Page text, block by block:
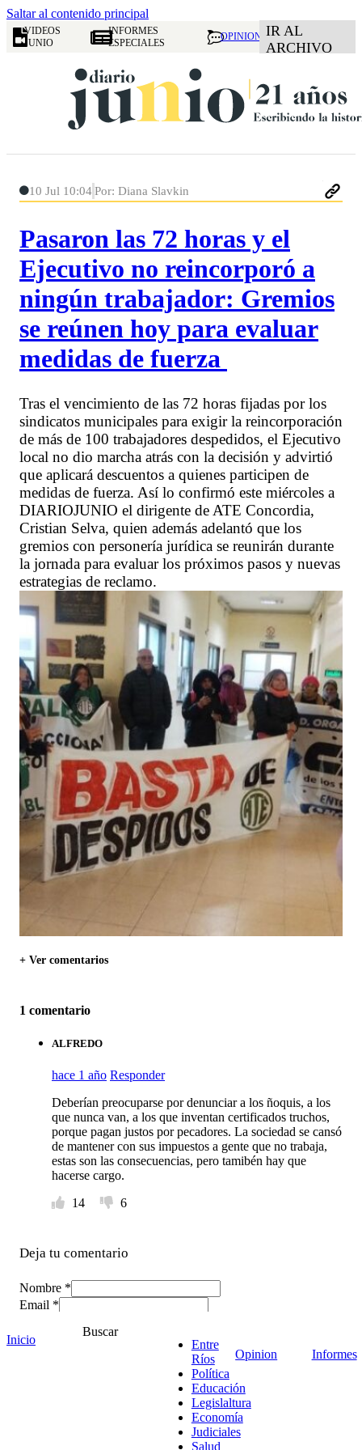
Saltar al contenido principal
VIDEOS
JUNIO
INFORMES
ESPECIALES
OPINION IR AL
ARCHIVO
10 Jul 10:04Por: Diana Slavkin
Pasaron las 72 horas y el
Ejecutivo no reincorporó a
ningún trabajador: Gremios
se reúnen hoy para evaluar
medidas de fuerza
Tras el vencimiento de las 72 horas fijadas por los
sindicatos municipales para exigir la reincorporación
de más de 100 trabajadores despedidos, el Ejecutivo
local no dio marcha atrás con la decisión y advirtió
que aplicará descuentos a quienes participen de
medidas de fuerza. Así lo confirmó este miércoles a
DIARIOJUNIO el dirigente de ATE Concordia,
Cristian Selva, quien además adelantó que los
gremios con personería jurídica se reunirán durante
la jornada para evaluar los próximos pasos y nuevas
estrategias de reclamo.
+ Ver comentarios
1 comentario
ALFREDO
hace 1 año Responder
Deberían preocuparse por denunciar a los ñoquis, a los
que nunca van, a los que inventan certificados truchos,
porque pagan justos por pecadores. La sociedad se cansó
de mantener con sus impuestos a gente que no trabaja,
estas son las consecuencias, pero tamibén hay que
hacerse cargo.
14
6
Deja tu comentario
Nombre *
Email *
Inicio
Buscar
Entre
Ríos
Política
Educación
Legislaltura
Economía
Judiciales
Salud
Opinion Informes